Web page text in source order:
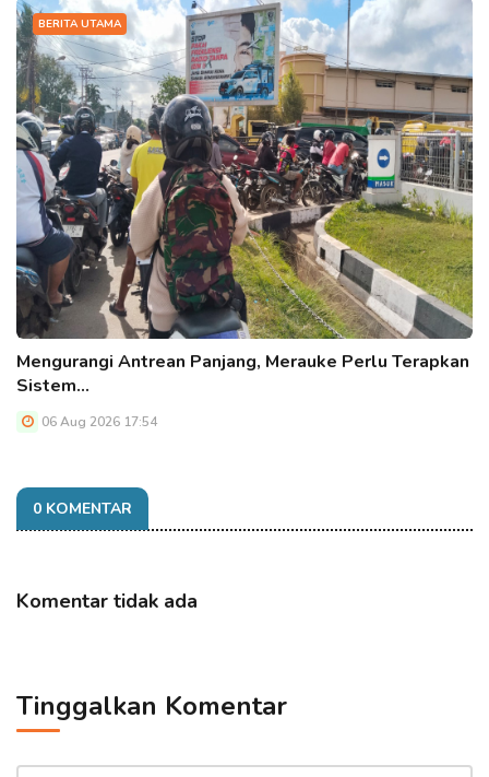
BERITA UTAMA
Mengurangi Antrean Panjang, Merauke Perlu Terapkan
Sistem…
06 Aug 2026 17:54
0 KOMENTAR
Komentar tidak ada
Tinggalkan Komentar